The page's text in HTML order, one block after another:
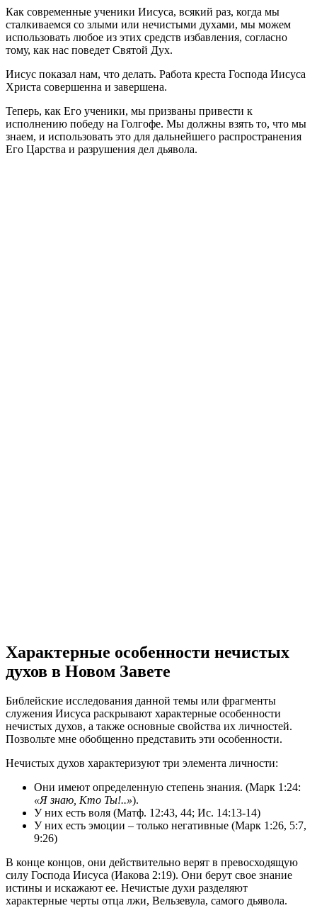
Как современные ученики Иисуса, всякий раз, когда мы
сталкиваемся со злыми или нечистыми духами, мы можем
использовать любое из этих средств избавления, согласно
тому, как нас поведет Святой Дух.
Иисус показал нам, что делать. Работа креста Господа Иисуса
Христа совершенна и завершена.
Теперь, как Его ученики, мы призваны привести к
исполнению победу на Голгофе. Мы должны взять то, что мы
знаем, и использовать это для дальнейшего распространения
Его Царства и разрушения дел дьявола.
Характерные особенности нечистых
духов в Новом Завете
Библейские исследования данной темы или фрагменты
служения Иисуса раскрывают характерные особенности
нечистых духов, а также основные свойства их личностей.
Позвольте мне обобщенно представить эти особенности.
Нечистых духов характеризуют три элемента личности:
Они имеют определенную степень знания. (Марк 1:24:
«Я знаю, Кто Ты!..»).
У них есть воля (Матф. 12:43, 44; Ис. 14:13-14)
У них есть эмоции – только негативные (Марк 1:26, 5:7,
9:26)
В конце концов, они действительно верят в превосходящую
силу Господа Иисуса (Иакова 2:19). Они берут свое знание
истины и искажают ее. Нечистые духи разделяют
характерные черты отца лжи, Вельзевула, самого дьявола.